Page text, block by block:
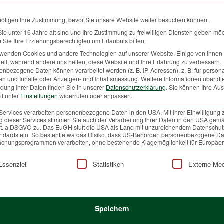
im Überfluss.
– Zweige – Gräser
Farbpalette in die eigenen vier Wände. Besonders Kinder
und so einiges über die eigene Umwelt erfahren.
und Routen zu bleiben, um dadurch Wildtiere nicht unnötig zu
durch die Tiere, z.B. durch Verbiss oder Schälung,
unseren Familientischen Einzug halten. Auch auf dem
Sie doch mal, auch hier kreativ zu sein. Es muss nicht immer
Rezepte lassen sich mit hochwertigem Fleisch aus
Pastagerichte oder Bowls – überall lässt sich
so auch der Nachwuchs auf den Geschmack? Schließlich
Kastanienmännchen und Laubgirlanden gleich nochmal so gut!
guten Appetit!
Ihre Zustimmung, bevor Sie unsere Website weiter besuchen können.
unter 16 Jahre alt sind und Ihre Zustimmung zu freiwilligen Diensten geben
Sie Ihre Erziehungsberechtigten um Erlaubnis bitten.
Cookies und andere Technologien auf unserer Website. Einige von ihnen
während andere uns helfen, diese Website und Ihre Erfahrung zu verbessern.
Daten können verarbeitet werden (z. B. IP-Adressen), z. B. für
und Inhalte oder Anzeigen- und Inhaltsmessung. Weitere Informationen über
Ihrer Daten finden Sie in unserer Datenschutzerklärung. Sie können Ihre
unter Einstellungen widerrufen oder anpassen.
verarbeiten personenbezogene Daten in den USA. Mit Ihrer Einwilligung
dieser Services stimmen Sie auch der Verarbeitung Ihrer Daten in den USA
a DSGVO zu. Das EuGH stuft die USA als Land mit unzureichendem
ein. So besteht etwa das Risiko, dass US-Behörden personenbezogene
verarbeiten, ohne bestehende Klagemöglichkeit für Europäer.
eine Liste der Service-Gruppen, für die eine
Statistiken Externe
Speichern